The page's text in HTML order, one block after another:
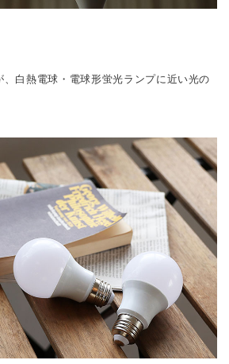
、白熱電球・電球形蛍光ランプに近い光の